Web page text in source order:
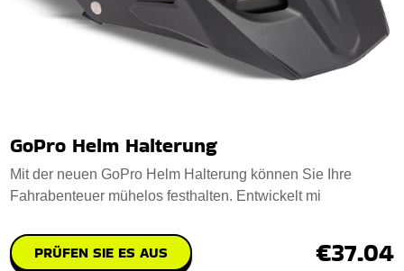
GoPro Helm Halterung
Mit der neuen GoPro Helm Halterung können Sie Ihre
Fahrabenteuer mühelos festhalten. Entwickelt mi
PRÜFEN SIE ES AUS €37.04